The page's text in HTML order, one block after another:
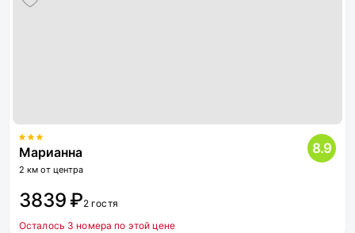
Марианна
2 км от центра
8.9
3839 ₽2 гостя
Осталось 3 номера по этой цене